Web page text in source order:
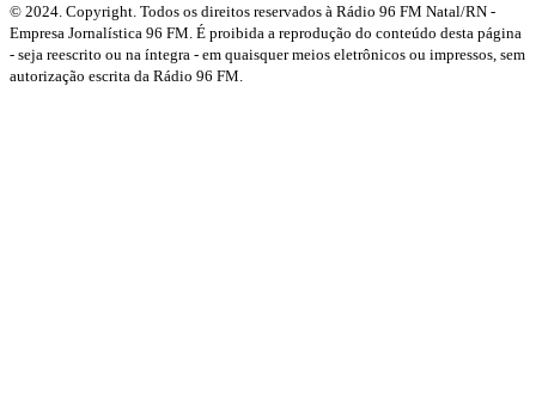
© 2024. Copyright. Todos os direitos reservados à Rádio 96 FM Natal/RN -
Empresa Jornalística 96 FM. É proibida a reprodução do conteúdo desta página
- seja reescrito ou na íntegra - em quaisquer meios eletrônicos ou impressos, sem
autorização escrita da Rádio 96 FM.